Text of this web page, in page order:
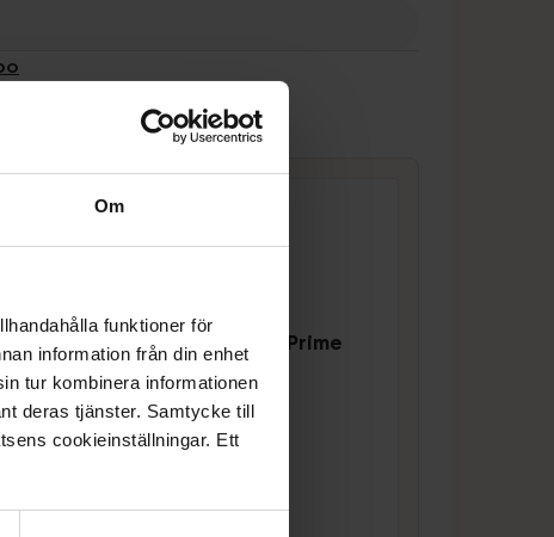
Om
funktioner för
information från din enhet
tur kombinera informationen
deras tjänster. Samtycke till
cookieinställningar. Ett
Nupo One Meal+ Prime
RTD Strawberry
Dryckesmix 330 ml
Livsmedel
28 kr